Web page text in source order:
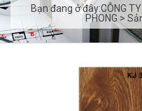
Bạn đang ở đây:CÔNG
PHONG >